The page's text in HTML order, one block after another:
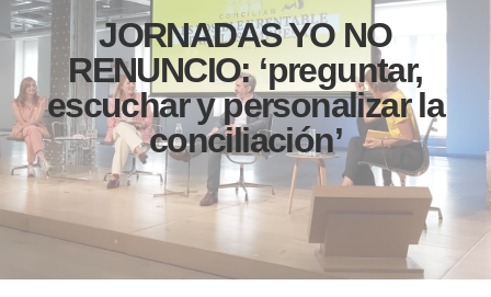
JORNADAS YO NO
RENUNCIO: ‘preguntar,
escuchar y personalizar la
conciliación’